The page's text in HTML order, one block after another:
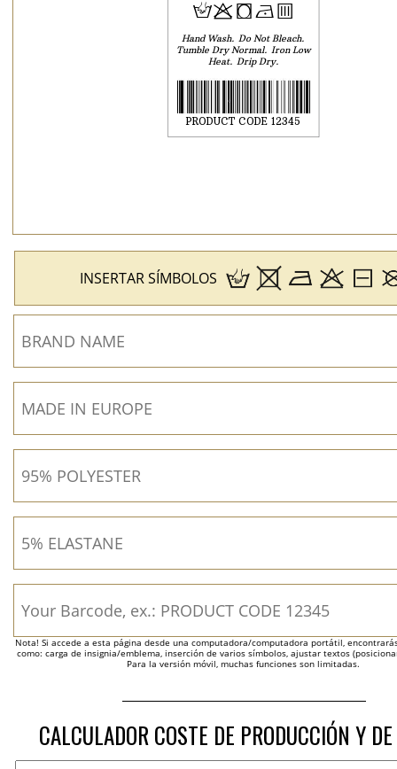
Hand Wash
Do Not Bleach
Tumble Dry Normal
Iron Low
Heat
Drip Dry
Hp j N b
INSERTAR SÍMBOLOS
Nota! Si accede a esta página desde una computadora/computadora portátil,
como: carga de insignia/emblema, inserción de varios símbolos, ajustar textos
Para la versión móvil, muchas funciones son limitadas.
CALCULADOR COSTE DE PRODUCCIÓN Y